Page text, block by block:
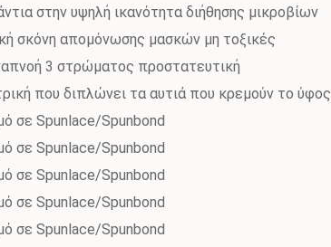
στην υψηλή ικανότητα διήθησης μικροβίων
σκόνη απομόνωσης μασκών μη τοξικές
3 στρώματος προστατευτική
που διπλώνει τα αυτιά που κρεμούν το ύφος
σε Spunlace/Spunbond
σε Spunlace/Spunbond
σε Spunlace/Spunbond
σε Spunlace/Spunbond
σε Spunlace/Spunbond